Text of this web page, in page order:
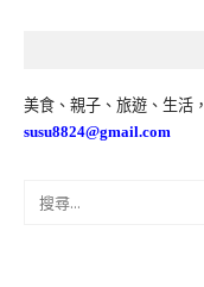
美食、親子、旅遊、生活
susu8824@gmail.com